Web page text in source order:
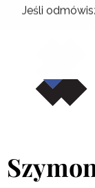
Jeśli
Przejdź